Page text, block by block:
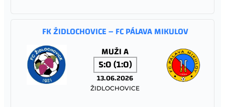
FK ŽIDLOCHOVICE – FC PÁLAVA MIKULOV
MUŽI A
5:0 (1:0)
13.06.2026
ŽIDLOCHOVICE